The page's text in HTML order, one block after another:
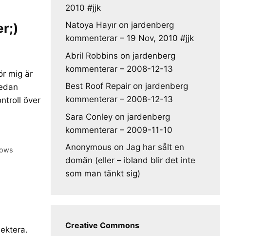
mig är
över
2010 #jjk
Natoya Hayır on jardenberg
kommenterar – 19 Nov, 2010 #jjk
Abril Robbins on jardenberg
kommenterar – 2008-12-13
Best Roof Repair on jardenberg
kommenterar – 2008-12-13
Sara Conley on jardenberg
kommenterar – 2009-11-10
Anonymous on Jag har sålt en
domän (eller – ibland blir det inte
som man tänkt sig)
Creative Commons